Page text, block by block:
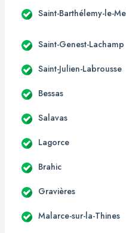
Saint-Barthélemy-le-
Saint-Genest-Lachamp
Saint-Julien-Labrousse
Bessas
Salavas
Lagorce
Brahic
Gravières
Malarce-sur-la-Thines